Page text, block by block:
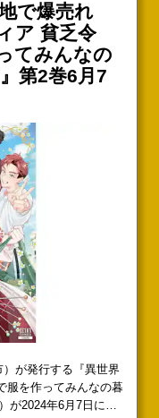
で爆売れ
ア 貧乏令
てみんなの
第2巻6月7
が発行する『異世界
服を作ってみんなの暮
が2024年6月7日に発